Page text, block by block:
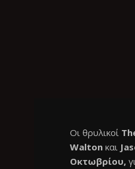
Οι θρυλικοί
Walton και
Oκτωβρίου,